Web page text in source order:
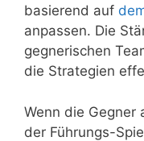
basierend auf
anpassen. Die
gegnerischen
die Strategien
Wenn die Gegner
der Führungs-